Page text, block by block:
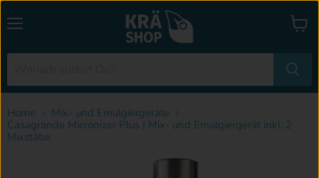
Home
Mix- und Emulgiergeräte
Casagrande Micronizer Plus | Mix- und Emulgiergerät inkl. 2
Mixstäbe